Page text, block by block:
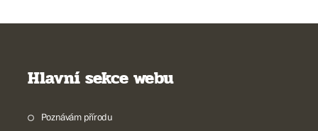
Hlavní sekce webu
Poznávám přírodu